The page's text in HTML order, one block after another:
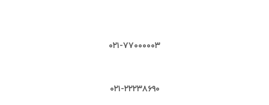
۰۲۱-۷۷۰۰۰۰۰۳
۰۲۱-۲۲۲۳۸۶۹۰